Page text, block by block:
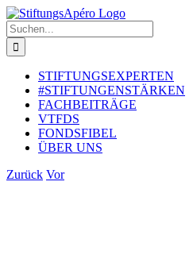
Zum
Inhalt
springen
Suche
nach:
STIFTUNGSEXPERTEN
#STIFTUNGENSTÄRKEN
FACHBEITRÄGE
VTFDS
FONDSFIBEL
ÜBER UNS
Zurück Vor